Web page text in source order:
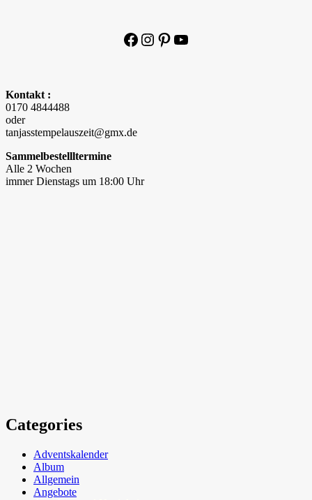
Facebook
Instagram
Pinterest
YouTube
Kontakt :
0170 4844488
oder
tanjasstempelauszeit@gmx.de
Sammelbestellltermine
Alle 2 Wochen
immer Dienstags um 18:00 Uhr
Categories
Adventskalender
Album
Allgemein
Angebote